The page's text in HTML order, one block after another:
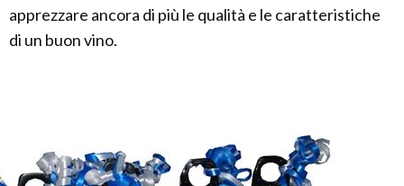
apprezzare ancora di più le qualità e le caratteristiche
di un buon vino.